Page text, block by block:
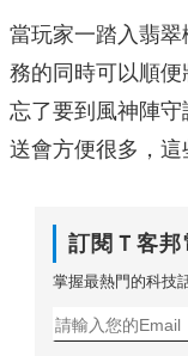
當玩家一踏入翡
務的同時可以順
忘了要到風神陣
送會方便很多，這
訂閱Ｔ客邦
掌握最熱門的科技